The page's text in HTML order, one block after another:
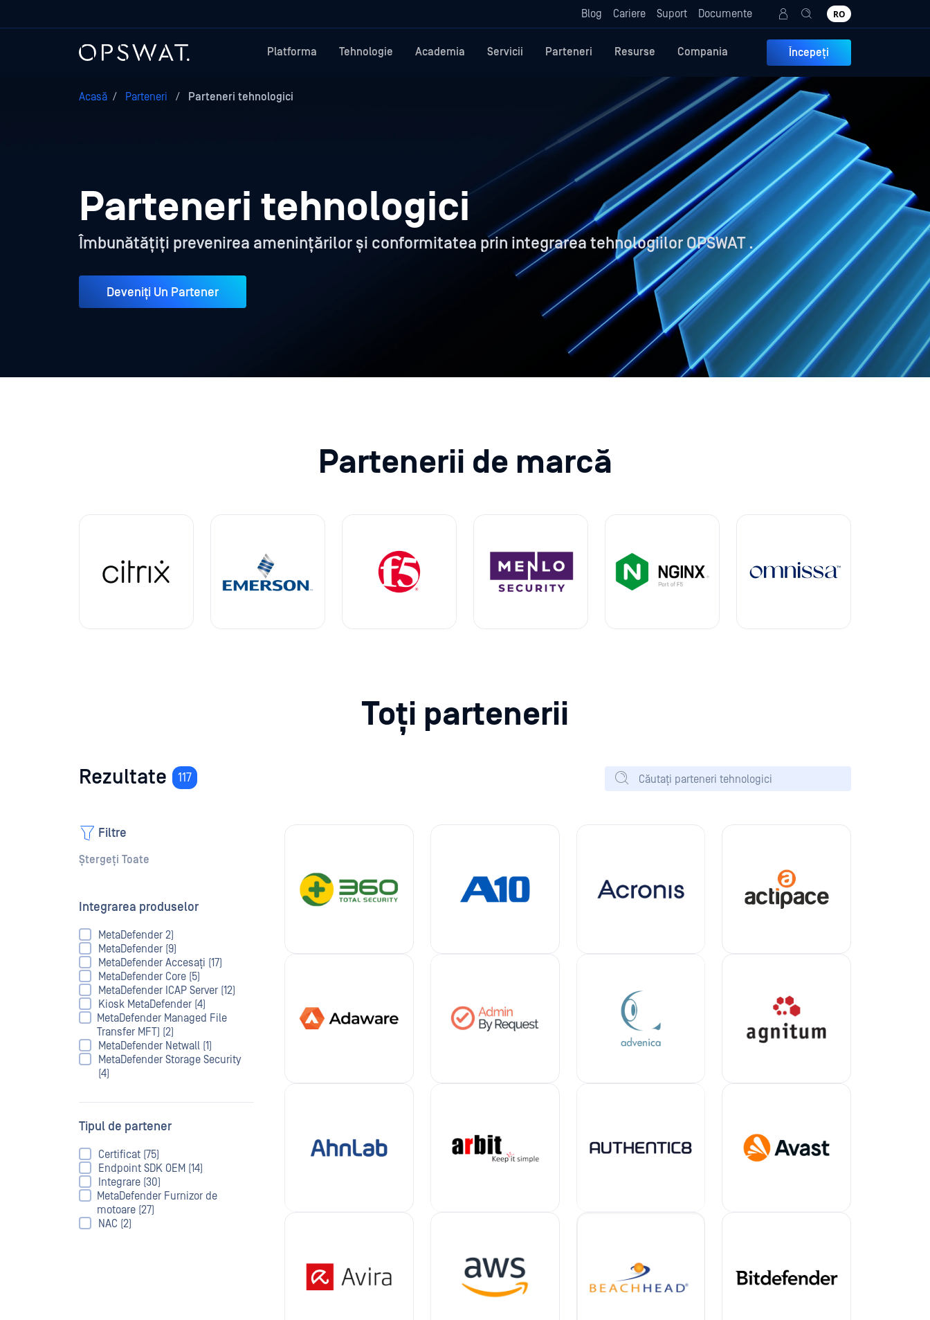
Blog Cariere Suport Documente RO
Platforma Tehnologie Academia Servicii Parteneri Resurse Compania Începeți
Acasă / Parteneri / Parteneri tehnologici
Parteneri tehnologici
Îmbunătățiți prevenirea amenințărilor și conformitatea prin integrarea tehnologiilor OPSWAT .
Deveniți Un Partener
Partenerii de marcă
Toți partenerii
Rezultate 117
Filtre
Ștergeți Toate
Integrarea produselor
MetaDefender 2)
MetaDefender (9)
MetaDefender Accesați (17)
MetaDefender Core (5)
MetaDefender ICAP Server (12)
Kiosk MetaDefender (4)
MetaDefender Managed File
Transfer MFT) (2)
MetaDefender Netwall (1)
MetaDefender Storage Security
(4)
Tipul de partener
Certificat (75)
Endpoint SDK OEM (14)
Integrare (30)
MetaDefender Furnizor de
motoare (27)
NAC (2)